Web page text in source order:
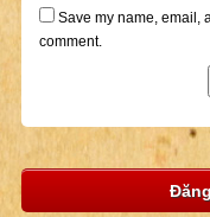
Save my name, email,
comment.